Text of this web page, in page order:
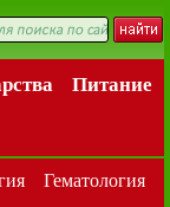
Питание
Гематология